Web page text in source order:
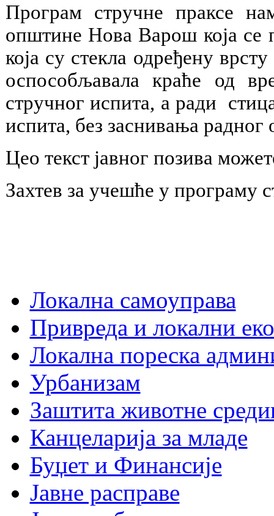
Програм стручне праксе
општине Нова Варош која се
која су стекла одређену
оспособљавала краће од
стручног испита, а ради
испита, без заснивања радног
Цео текст јавног позива
Захтев за учешће у програму
Локална самоуправа
Привреда и локални
Локална пореска
Урбанизам
Заштита животне
Канцеларија за младе
Буџет и Финансије
Јавне расправе